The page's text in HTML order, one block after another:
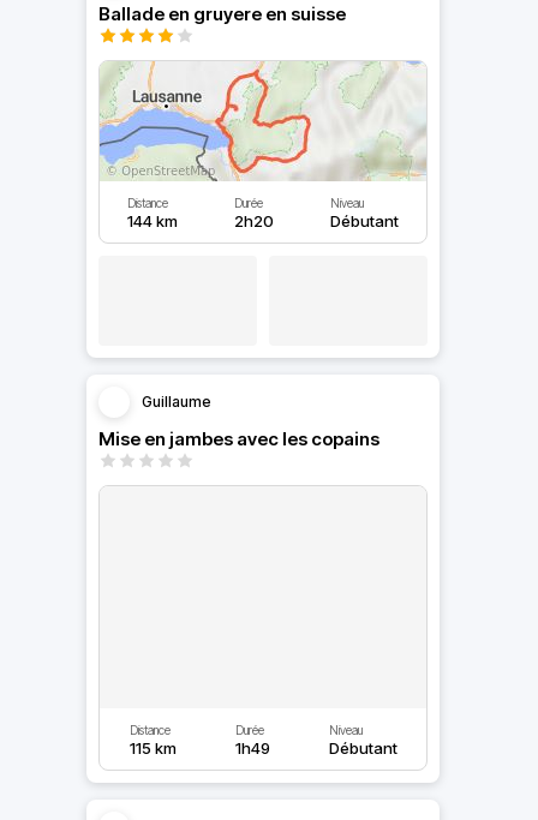
Ballade en gruyere en suisse
Distance
144 km
Durée
2h20
Niveau
Débutant
Guillaume
Mise en jambes avec les copains
Distance
115 km
Durée
1h49
Niveau
Débutant